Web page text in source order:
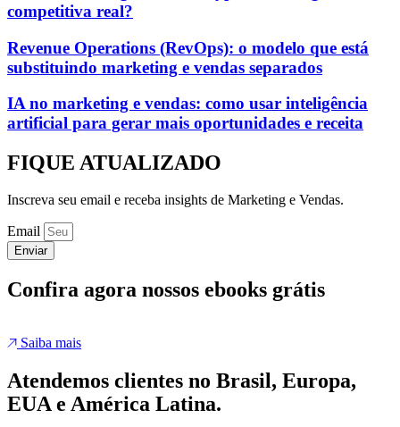
competitiva real?
Revenue Operations (RevOps): o modelo que está
substituindo marketing e vendas separados
IA no marketing e vendas: como usar inteligência
artificial para gerar mais oportunidades e receita
FIQUE ATUALIZADO
Inscreva seu email e receba insights de Marketing e Vendas.
Email
Enviar
Confira agora nossos ebooks grátis
Saiba mais
Atendemos clientes no Brasil, Europa,
EUA e América Latina.